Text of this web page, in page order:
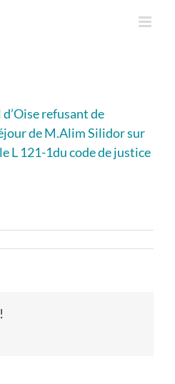
refusant de
de M.Alim Silidor sur
L 121-1du code de justice